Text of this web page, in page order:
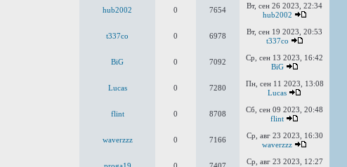
hub2002 0 7654
Вт, сен 26 2023, 22:34
hub2002
t337co 0 6978
Вт, сен 19 2023, 20:53
t337co
BiG 0 7092
Ср, сен 13 2023, 16:42
BiG
Lucas 0 7280
Пн, сен 11 2023, 13:08
Lucas
flint 0 8708
Сб, сен 09 2023, 20:48
flint
waverzzz 0 7166
Ср, авг 23 2023, 16:30
waverzzz
Ср, авг 23 2023, 12:27